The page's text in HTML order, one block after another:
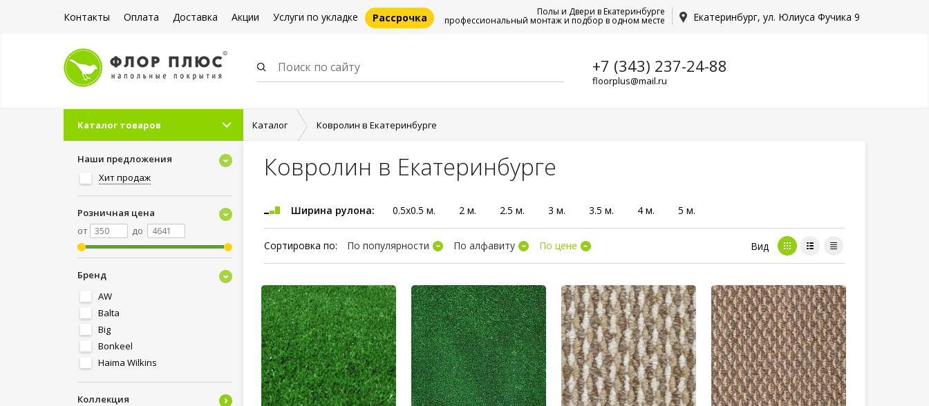
Контакты Оплата Доставка Акции Услуги по укладке Рассрочка Екатеринбург, ул. Юлиуса Фучика 9
Полы и Двери в Екатеринбурге
профессиональный монтаж и подбор в одном месте
+7 (343) 237-24-88
floorplus@mail.ru
Каталог товаров Каталог Ковролин в Екатеринбурге
Наши предложения
Хит продаж
Розничная цена
от
до
Бренд
AW
Balta
Big
Bonkeel
Haima Wilkins
ITC
Mohawk
Коллекция
Ковролин в Екатеринбурге
Ширина рулона: 0.5x0.5 м. 2 м. 2.5 м. 3 м. 3.5 м. 4 м. 5 м.
Сортировка по: По популярности По алфавиту По цене Вид